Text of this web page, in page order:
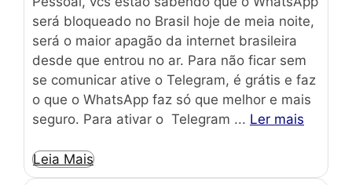
será bloqueado no Brasil hoje de meia noite,
será o maior apagão da internet brasileira
desde que entrou no ar. Para não ficar sem
se comunicar ative o Telegram, é grátis e faz
o que o WhatsApp faz só que melhor e mais
seguro. Para ativar o Telegram ... Ler mais
Leia Mais